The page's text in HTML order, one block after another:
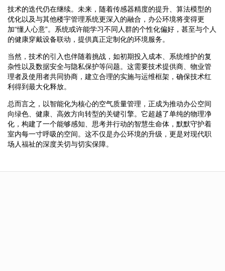
技术的迭代仍在继续。未来，随着传感器精度的提升、算法模型的
优化以及与其他楼宇管理系统更深入的融合，办公环境将变得更
加“懂人心意”。系统或许能学习不同人群的个性化偏好，甚至与个人
的健康穿戴设备联动，提供真正定制化的环境服务。
当然，技术的引入也伴随着挑战，如初期投入成本、系统维护的复
杂性以及数据安全与隐私保护等问题。这需要技术提供商、物业管
理者及使用者共同协商，建立合理的实施与运维框架，确保技术红
利得到最大化释放。
总而言之，以智能化为核心的空气质量管理，正成为推动办公空间
向绿色、健康、高效方向转型的关键引擎。它超越了单纯的物理净
化，构建了一个能够感知、思考并行动的智慧生命体，默默守护着
室内每一寸呼吸的空间。这不仅是办公环境的升级，更是对现代职
场人福祉的深度关切与切实保障。